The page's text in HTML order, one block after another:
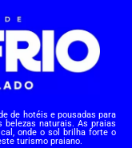
de hotéis e pousadas para
naturais. As praias
onde o sol brilha forte o
turismo praiano.